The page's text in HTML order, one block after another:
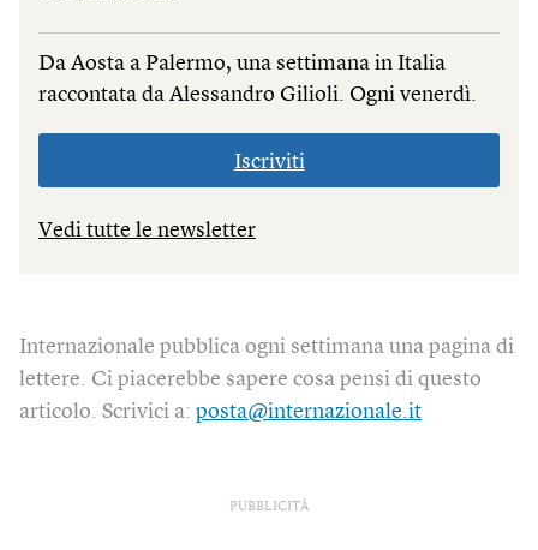
Da Aosta a Palermo, una settimana in Italia
raccontata da Alessandro Gilioli. Ogni venerdì.
Iscriviti
Vedi tutte le newsletter
Internazionale pubblica ogni settimana una pagina di
lettere. Ci piacerebbe sapere cosa pensi di questo
articolo. Scrivici a: posta@internazionale.it
PUBBLICITÀ